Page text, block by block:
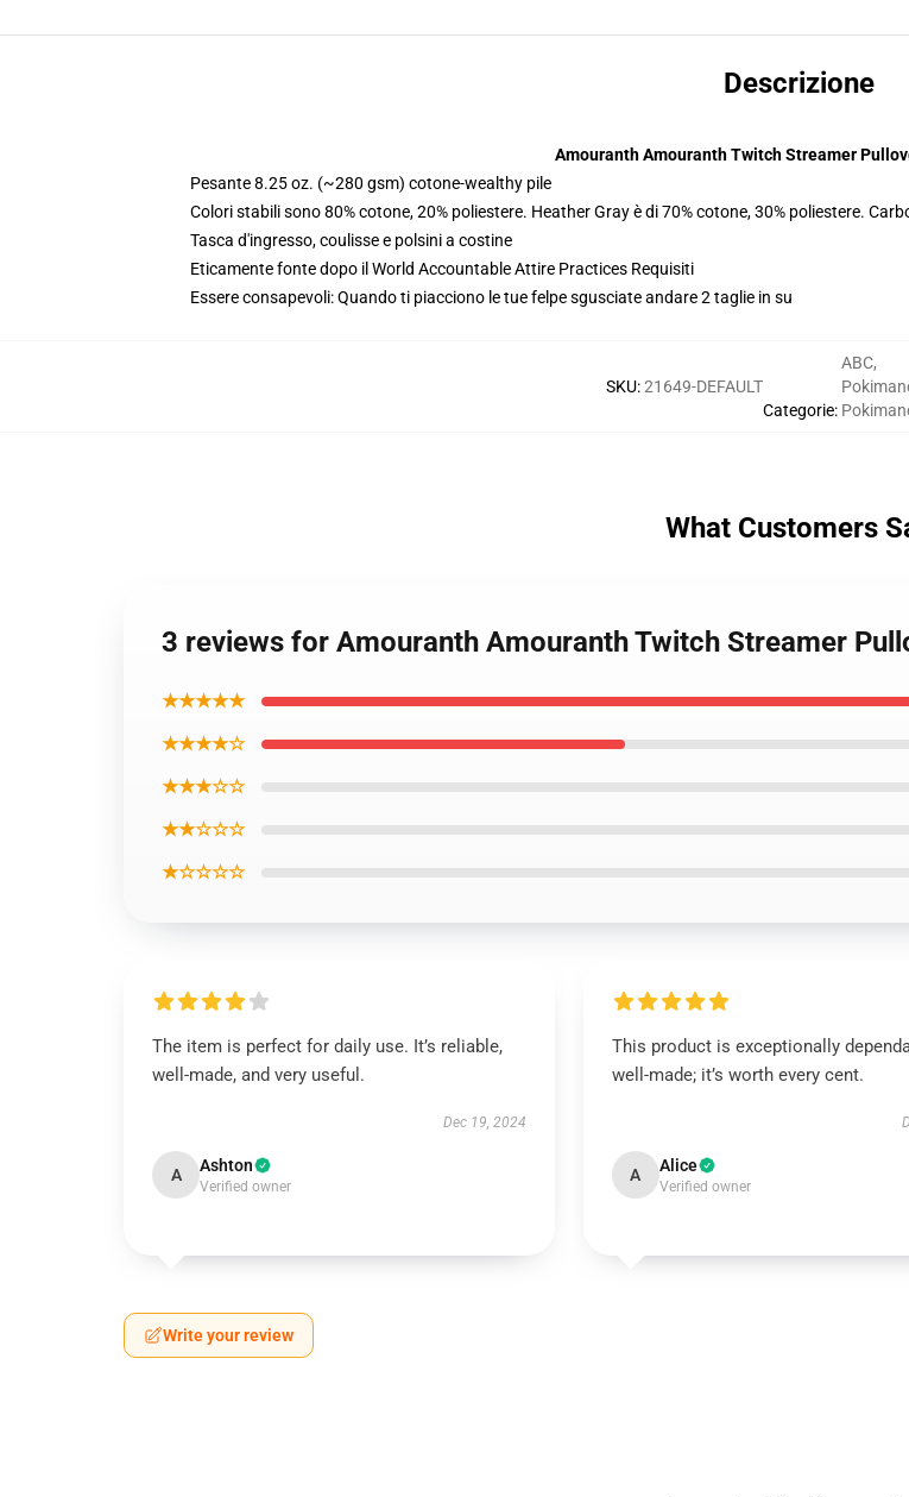
Descrizione
Amouranth Amouranth Twitch Streamer
Pesante 8.25 oz. (~280 gsm) cotone-wealthy pile
Colori stabili sono 80% cotone, 20% poliestere. Heather Gray è di 70% cotone, 30% poliestere.
Tasca d'ingresso, coulisse e polsini a costine
Eticamente fonte dopo il World Accountable Attire Practices Requisiti
Essere consapevoli: Quando ti piacciono le tue felpe sgusciate andare 2 taglie in su
SKU:21649-DEFAULT
Categorie:
ABC,
What Customers
3 reviews for Amouranth Amouranth Twitch Streamer
★★★★★
★★★★☆
★★★☆☆
★★☆☆☆
★☆☆☆☆
The item is perfect for daily use. It’s reliable,
well-made, and very useful.
Dec 19, 2024
A Ashton
Verified owner
This product is exceptionally
well-made; it’s worth every cent.
A Alice
Verified owner
Write your review